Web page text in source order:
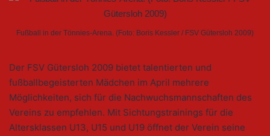
Fußball in der Tönnies-Arena. (Foto: Boris Kessler / FSV Gütersloh 2009)
Der FSV Gütersloh 2009 bietet talentierten und
fußballbegeisterten Mädchen im April mehrere
Möglichkeiten, sich für die Nachwuchsmannschaften des
Vereins zu empfehlen. Mit Sichtungstrainings für die
Altersklassen U13, U15 und U19 öffnet der Verein seine